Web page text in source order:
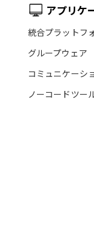
アプリケ
統合プラットフ
グループウェア
コミュニケーシ
ノーコードツー